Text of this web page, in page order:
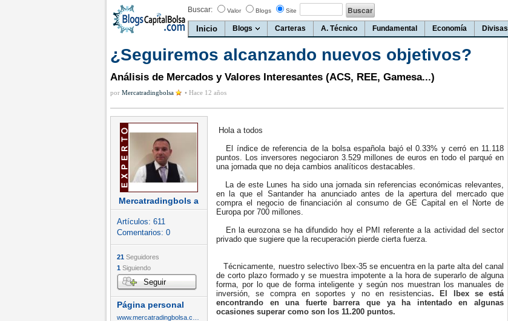
Buscar: Valor Blogs Site
Inicio Blogs Carteras A. Técnico Fundamental Economía Divisas
¿Seguiremos alcanzando nuevos objetivos?
Análisis de Mercados y Valores Interesantes (ACS, REE, Gamesa...)
por Mercatradingbolsa • Hace 12 años
Mercatradingbols a
Artículos: 611
Comentarios: 0
21 Seguidores
1 Siguiendo
Seguir
Página personal
Hola a todos
El índice de referencia de la bolsa española bajó el 0.33% y cerró en 11.118
puntos. Los inversores negociaron 3.529 millones de euros en todo el parqué en
una jornada que no deja cambios analíticos destacables.
La de este Lunes ha sido una jornada sin referencias económicas relevantes,
en la que el Santander ha anunciado antes de la apertura del mercado que
compra el negocio de financiación al consumo de GE Capital en el Norte de
Europa por 700 millones.
En la eurozona se ha difundido hoy el PMI referente a la actividad del sector
privado que sugiere que la recuperación pierde cierta fuerza.
Técnicamente, nuestro selectivo Ibex-35 se encuentra en la parte alta del canal
de corto plazo formado y se muestra impotente a la hora de superarlo de alguna
forma, por lo que de forma inteligente y según nos muestran los manuales de
inversión, se compra en soportes y no en resistencias. El Ibex se está
encontrando en una fuerte barrera que ya ha intentado en algunas
ocasiones superar como son los 11.200 puntos.